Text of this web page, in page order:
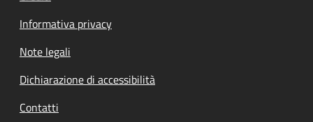
Informativa privacy
Note legali
Dichiarazione di accessibilità
Contatti